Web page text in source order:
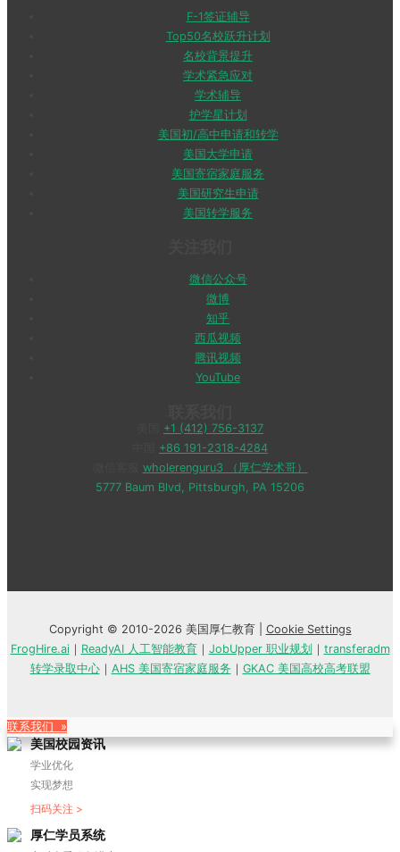
F-1签证辅导
Top50名校跃升计划
名校背景提升
学术紧急应对
学术辅导
护学星计划
美国初/高中申请和转学
美国大学申请
美国寄宿家庭服务
美国研究生申请
美国转学服务
微信公众号
微博
知乎
西瓜视频
腾讯视频
YouTube
+1 (412) 756-3137
+86 191-2318-4284
wholerenguru3 （厚仁学术哥）
5777 Baum Blvd, Pittsburgh, PA 15206
Copyright © 2010-2026 美国厚仁教育 | Cookie Settings
FrogHire.ai｜ ReadyAI 人工智能教育｜ JobUpper 职业规划 ｜ transferadm
转学录取中心｜ AHS 美国寄宿家庭服务 ｜ GKAC 美国高校高考联盟
联系我们 »
美国校园资讯
学业优化
实现梦想
扫码关注 >
厚仁学员系统